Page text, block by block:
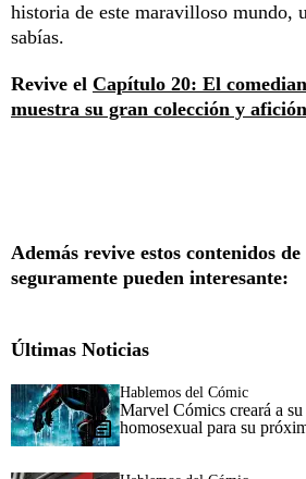
historia de este maravilloso mundo,
sabías.
Revive el Capítulo 20: El
muestra su gran colección y
Además revive estos contenidos
seguramente pueden interesante:
Últimas Noticias
Hablemos del Cómic
Marvel Cómics creará a
homosexual para su